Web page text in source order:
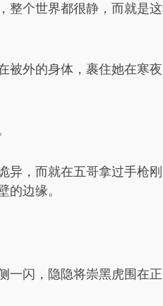
整个世界都很静，而就是
被外的身体，裹住她在寒
异，而就在五哥拿过手枪
的边缘。
一闪，隐隐将崇黑虎围在